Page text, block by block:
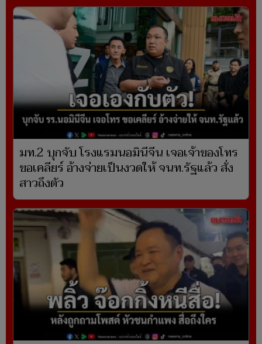
มท.2 บุกจับ โรงแรมนอมินีจีน เจอเจ้าของโทร
ขอเคลียร์ อ้างจ่ายเป็นงวดให้ จนท.รัฐแล้ว สั่ง
สาวถึงตัว